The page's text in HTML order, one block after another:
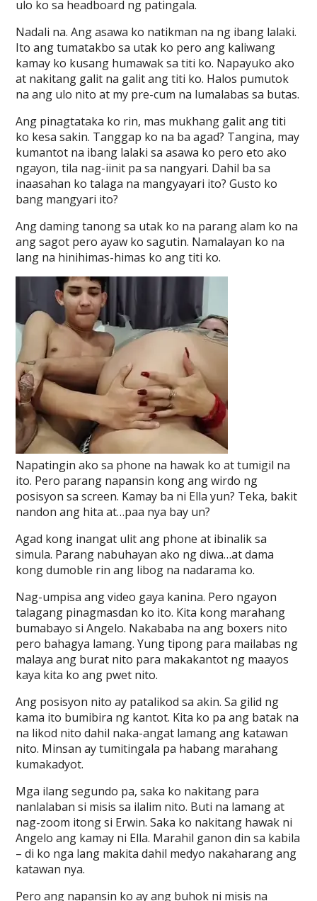
ulo ko sa headboard ng patingala.
Nadali na. Ang asawa ko natikman na ng ibang lalaki.
Ito ang tumatakbo sa utak ko pero ang kaliwang
kamay ko kusang humawak sa titi ko. Napayuko ako
at nakitang galit na galit ang titi ko. Halos pumutok
na ang ulo nito at my pre-cum na lumalabas sa butas.
Ang pinagtataka ko rin, mas mukhang galit ang titi
ko kesa sakin. Tanggap ko na ba agad? Tangina, may
kumantot na ibang lalaki sa asawa ko pero eto ako
ngayon, tila nag-iinit pa sa nangyari. Dahil ba sa
inaasahan ko talaga na mangyayari ito? Gusto ko
bang mangyari ito?
Ang daming tanong sa utak ko na parang alam ko na
ang sagot pero ayaw ko sagutin. Namalayan ko na
lang na hinihimas-himas ko ang titi ko.
Napatingin ako sa phone na hawak ko at tumigil na
ito. Pero parang napansin kong ang wirdo ng
posisyon sa screen. Kamay ba ni Ella yun? Teka, bakit
nandon ang hita at…paa nya bay un?
Agad kong inangat ulit ang phone at ibinalik sa
simula. Parang nabuhayan ako ng diwa…at dama
kong dumoble rin ang libog na nadarama ko.
Nag-umpisa ang video gaya kanina. Pero ngayon
talagang pinagmasdan ko ito. Kita kong marahang
bumabayo si Angelo. Nakababa na ang boxers nito
pero bahagya lamang. Yung tipong para mailabas ng
malaya ang burat nito para makakantot ng maayos
kaya kita ko ang pwet nito.
Ang posisyon nito ay patalikod sa akin. Sa gilid ng
kama ito bumibira ng kantot. Kita ko pa ang batak na
na likod nito dahil naka-angat lamang ang katawan
nito. Minsan ay tumitingala pa habang marahang
kumakadyot.
Mga ilang segundo pa, saka ko nakitang para
nanlalaban si misis sa ilalim nito. Buti na lamang at
nag-zoom itong si Erwin. Saka ko nakitang hawak ni
Angelo ang kamay ni Ella. Marahil ganon din sa kabila
– di ko nga lang makita dahil medyo nakaharang ang
katawan nya.
Pero ang napansin ko ay ang buhok ni misis na